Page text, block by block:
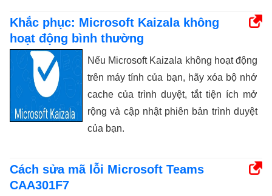
Khắc phục: Microsoft Kaizala không
hoạt động bình thường
Nếu Microsoft Kaizala không hoạt động
trên máy tính của bạn, hãy xóa bộ nhớ
cache của trình duyệt, tắt tiện ích mở
rộng và cập nhật phiên bản trình duyệt
của bạn.
Cách sửa mã lỗi Microsoft Teams
CAA301F7